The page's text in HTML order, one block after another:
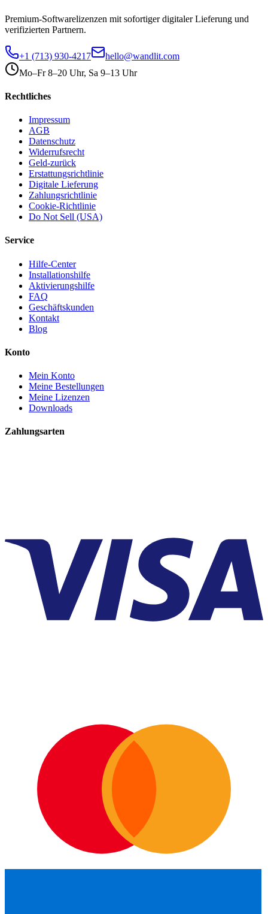
Premium-Softwarelizenzen mit sofortiger digitaler Lieferung und
verifizierten Partnern.
+1 (713) 930-4217
hello@wandlit.com
Mo–Fr 8–20 Uhr, Sa 9–13 Uhr
Rechtliches
Impressum
AGB
Datenschutz
Widerrufsrecht
Geld-zurück
Erstattungsrichtlinie
Digitale Lieferung
Zahlungsrichtlinie
Cookie-Richtlinie
Do Not Sell (USA)
Service
Hilfe-Center
Installationshilfe
Aktivierungshilfe
FAQ
Geschäftskunden
Kontakt
Blog
Konto
Mein Konto
Meine Bestellungen
Meine Lizenzen
Downloads
Zahlungsarten